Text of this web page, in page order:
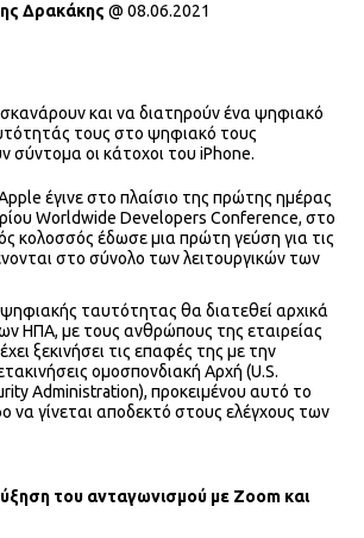
Δρακάκης @ 08.06.2021
και να διατηρούν ένα ψηφιακό
τους στο ψηφιακό τους
σύντομα οι κάτοχοι του iPhone.
έγινε στο πλαίσιο της πρώτης ημέρας
Worldwide Developers Conference, στο
κολοσσός έδωσε μια πρώτη γεύση για τις
στο σύνολο των λειτουργικών των
ταυτότητας θα διατεθεί αρχικά
ΗΠΑ, με τους ανθρώπους της εταιρείας
ξεκινήσει τις επαφές της με την
ομοσπονδιακή Αρχή (U.S.
Administration), προκειμένου αυτό το
να γίνεται αποδεκτό στους ελέγχους των
του ανταγωνισμού με Zoom και